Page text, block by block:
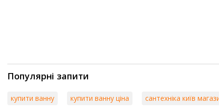
Популярні запити
купити ванну купити ванну ціна сантехніка київ